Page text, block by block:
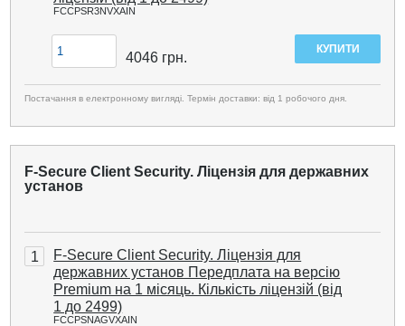
FCCPSR3NVXAIN
4046 грн.
Постачання в електронному вигляді. Термін доставки: від 1 робочого дня.
F-Secure Client Security. Ліцензія для державних
установ
1
F-Secure Client Security. Ліцензія для
державних установ Передплата на версію
Premium на 1 місяць. Кількість ліцензій (від
1 до 2499)
FCCPSNAGVXAIN